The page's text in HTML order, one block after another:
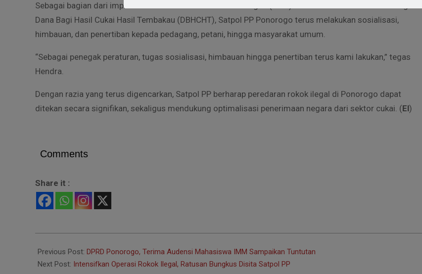
Sebagai bagian dari implementasi Peraturan Menteri Keuangan (PMK) Nomor 72 Tahun 2024 tentang
Dana Bagi Hasil Cukai Hasil Tembakau (DBHCHT), Satpol PP Ponorogo terus melakukan sosialisasi,
himbauan, dan penertiban kepada pedagang, petani, hingga masyarakat umum.
“Sebagai penegak peraturan, tugas sosialisasi, himbauan hingga penertiban terus kami lakukan,” tegas
Hendra.
Dengan razia yang terus digencarkan, Satpol PP berharap peredaran rokok ilegal di Ponorogo dapat
ditekan secara signifikan, sekaligus mendukung optimalisasi penerimaan negara dari sektor cukai. (El)
Comments
Share it :
09-
14
Previous Post: DPRD Ponorogo, Terima Audensi Mahasiswa IMM Sampaikan Tuntutan
Next Post: Intensifkan Operasi Rokok Ilegal, Ratusan Bungkus Disita Satpol PP